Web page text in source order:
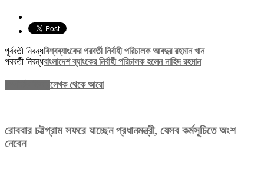
পূর্ববর্তী নিবন্ধবিশ্বব্যাংকের পরবর্তী নির্বাহী পরিচালক আবদুর রহমান খান
পরবর্তী নিবন্ধবাংলাদেশ ব্যাংকের নির্বাহী পরিচালক হলেন নাহিদ রহমান
লেখক থেকে আরো
রোববার চট্টগ্রাম সফরে যাচ্ছেন প্রধানমন্ত্রী, যেসব কর্মসূচিতে অংশ
নেবেন